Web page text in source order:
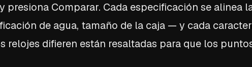
presiona Comparar. Cada especificación se alinea
de agua, tamaño de la caja — y cada
relojes difieren están resaltadas para que los